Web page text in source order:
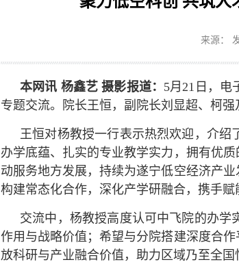
来源：
本网讯 杨鑫艺 摄影报道： 5月21日，电
专题交流。院长王恒，副院长刘显超、柯强
王恒对杨教授一行表示热烈欢迎，介
办学底蕴、扎实的专业教学实力，拥有优
动服务地方发展，持续为遂宁低空经济产
构建常态化合作，深化产学研融合，携手赋
交流中，杨教授高度认可中飞院的办
作用与战略价值；希望与分院搭建深度合
放科研与产业融合价值，助力区域乃至全